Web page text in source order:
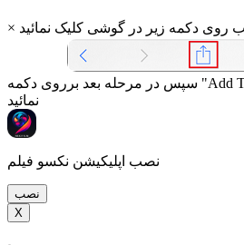
× دکمه زیر در گوشی کلیک نمائید
سپس در مرحله بعد برروی دکمه "Add To Home Screen" کلیک
نمائید
نصب اپلیکیشن نکسو فیلم
نصب
X